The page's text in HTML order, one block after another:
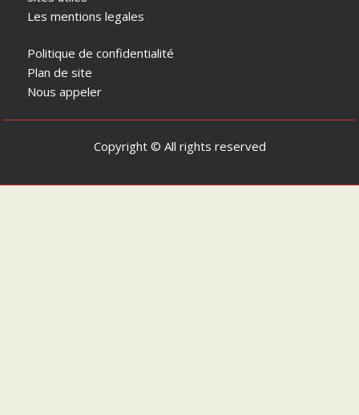
Les mentions legales
Politique de confidentialité
Plan de site
Nous appeler
Copyright © All rights reserved